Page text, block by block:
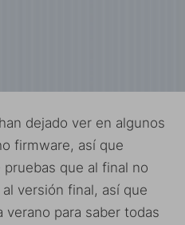
dejado ver en algunos
firmware, así que
que al final no
versión final, así que
para saber todas